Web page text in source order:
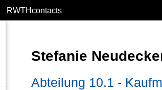
RWTHcontacts
Stefanie
Abteilung 10.1 -